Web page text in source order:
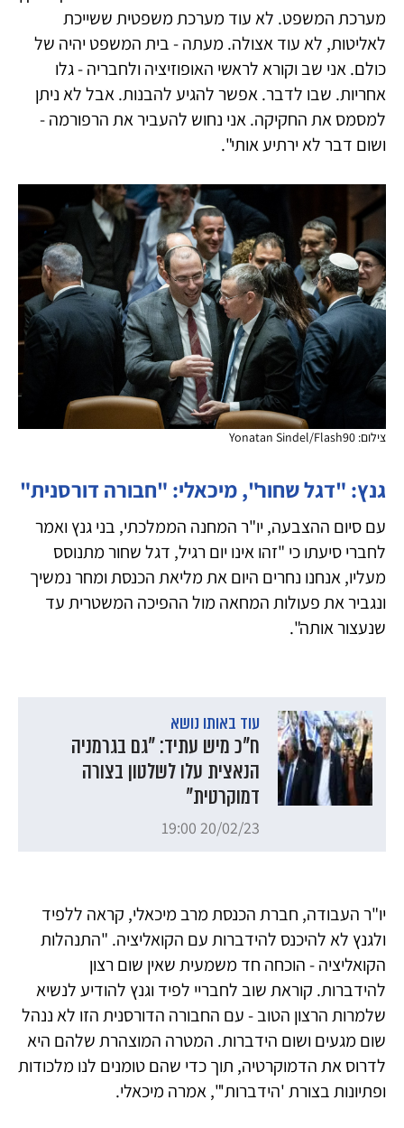
מערכת המשפט. לא עוד מערכת משפטית ששייכת
לאליטות, לא עוד אצולה. מעתה - בית המשפט יהיה של
כולם. אני שב וקורא לראשי האופוזיציה ולחבריה - גלו
אחריות. שבו לדבר. אפשר להגיע להבנות. אבל לא ניתן
למסמס את החקיקה. אני נחוש להעביר את הרפורמה -
ושום דבר לא ירתיע אותי".
צילום: Yonatan Sindel/Flash90
גנץ: "דגל שחור", מיכאלי: "חבורה דורסנית"
עם סיום ההצבעה, יו"ר המחנה הממלכתי, בני גנץ ואמר
לחברי סיעתו כי "זהו אינו יום רגיל, דגל שחור מתנוסס
מעליו, אנחנו נחרים היום את מליאת הכנסת ומחר נמשיך
ונגביר את פעולות המחאה מול ההפיכה המשטרית עד
שנעצור אותה".
עוד באותו נושא
ח"כ מיש עתיד: "גם בגרמניה
הנאצית עלו לשלטון בצורה
דמוקרטית"
20/02/23 19:00
יו"ר העבודה, חברת הכנסת מרב מיכאלי, קראה ללפיד
ולגנץ לא להיכנס להידברות עם הקואליציה. "התנהלות
הקואליציה - הוכחה חד משמעית שאין שום רצון
להידברות. קוראת שוב לחבריי לפיד וגנץ להודיע לנשיא
שלמרות הרצון הטוב - עם החבורה הדורסנית הזו לא ננהל
שום מגעים ושום הידברות. המטרה המוצהרת שלהם היא
לדרוס את הדמוקרטיה, תוך כדי שהם טומנים לנו מלכודות
ופתיונות בצורת 'הידברות'", אמרה מיכאלי.